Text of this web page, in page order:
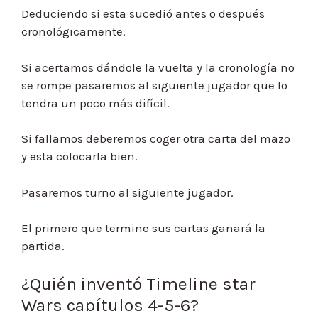
Deduciendo si esta sucedió antes o después
cronológicamente.
Si acertamos dándole la vuelta y la cronología no
se rompe pasaremos al siguiente jugador que lo
tendra un poco más difícil.
Si fallamos deberemos coger otra carta del mazo
y esta colocarla bien.
Pasaremos turno al siguiente jugador.
El primero que termine sus cartas ganará la
partida.
¿Quién inventó Timeline star
Wars capítulos 4-5-6?